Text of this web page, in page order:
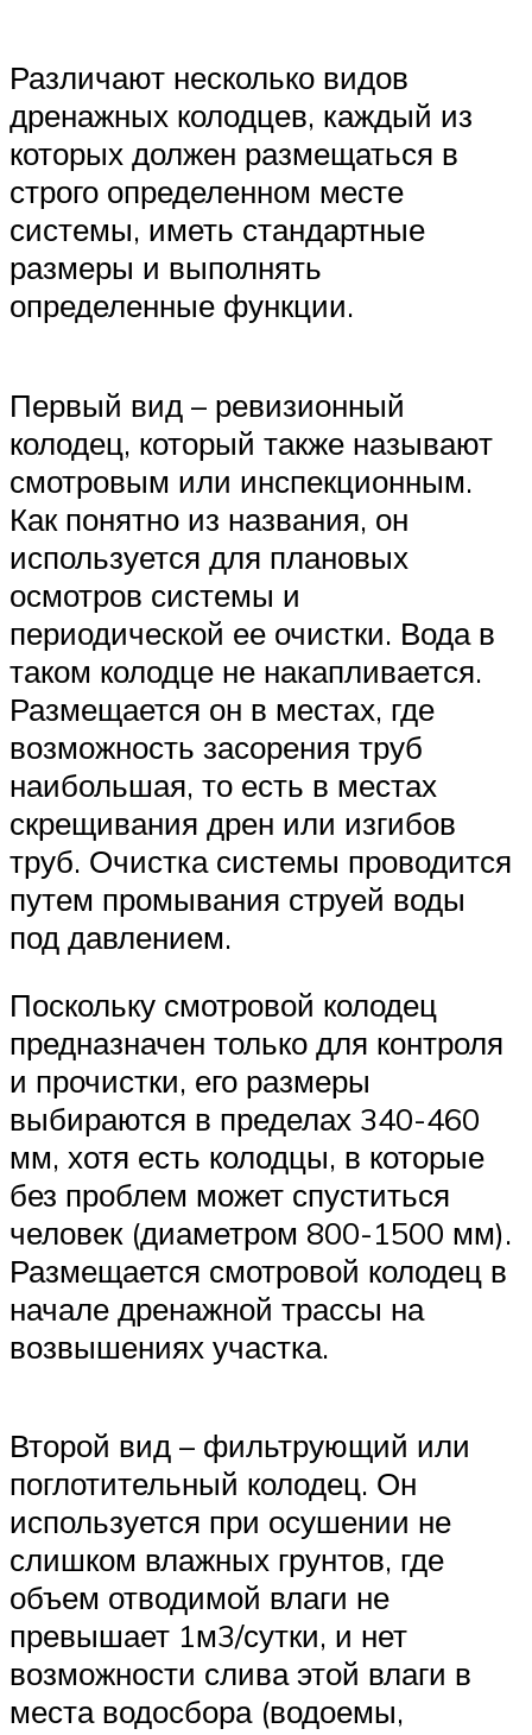
Различают несколько видов
дренажных колодцев, каждый из
которых должен размещаться в
строго определенном месте
системы, иметь стандартные
размеры и выполнять
определенные функции.
Первый вид – ревизионный
колодец, который также называют
смотровым или инспекционным.
Как понятно из названия, он
используется для плановых
осмотров системы и
периодической ее очистки. Вода в
таком колодце не накапливается.
Размещается он в местах, где
возможность засорения труб
наибольшая, то есть в местах
скрещивания дрен или изгибов
труб. Очистка системы проводится
путем промывания струей воды
под давлением.
Поскольку смотровой колодец
предназначен только для контроля
и прочистки, его размеры
выбираются в пределах 340-460
мм, хотя есть колодцы, в которые
без проблем может спуститься
человек (диаметром 800-1500 мм).
Размещается смотровой колодец в
начале дренажной трассы на
возвышениях участка.
Второй вид – фильтрующий или
поглотительный колодец. Он
используется при осушении не
слишком влажных грунтов, где
объем отводимой влаги не
превышает 1м3/сутки, и нет
возможности слива этой влаги в
места водосбора (водоемы,